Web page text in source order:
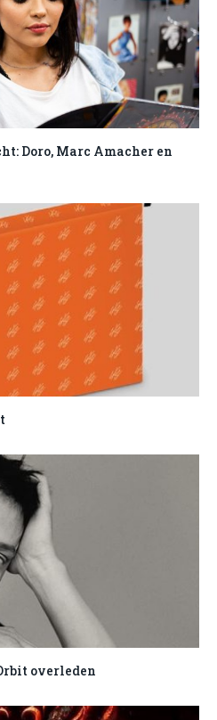
Doro, Marc Amacher en
overleden